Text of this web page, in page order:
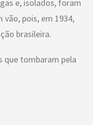
e, isolados, foram
pois, em 1934,
brasileira.
que tombaram pela